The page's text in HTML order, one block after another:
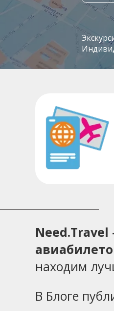
находим
В Блоге